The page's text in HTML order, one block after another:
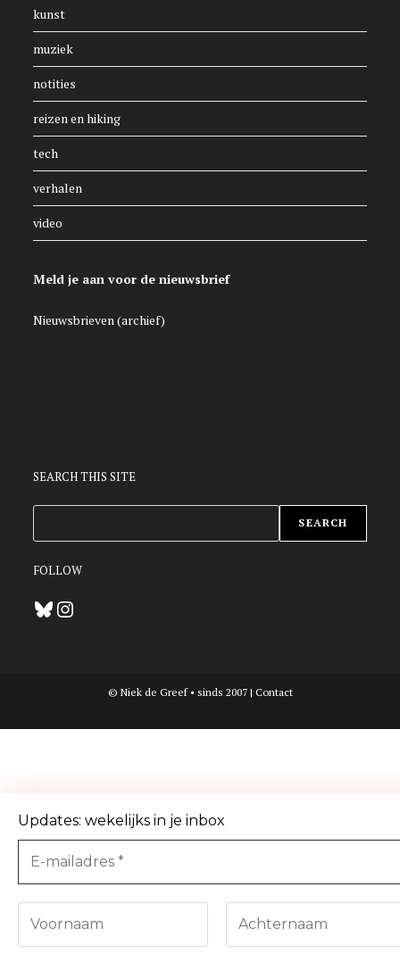
Updates: wekelijks in je inbox
kunst
muziek
notities
reizen en hiking
tech
verhalen
video
Meld je aan voor de nieuwsbrief
Nieuwsbrieven (archief)
SEARCH THIS SITE
SEARCH
FOLLOW
BlueskyInstagram
© Niek de Greef • sinds 2007 | Contact